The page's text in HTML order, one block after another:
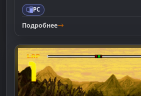
PC
Подробнее